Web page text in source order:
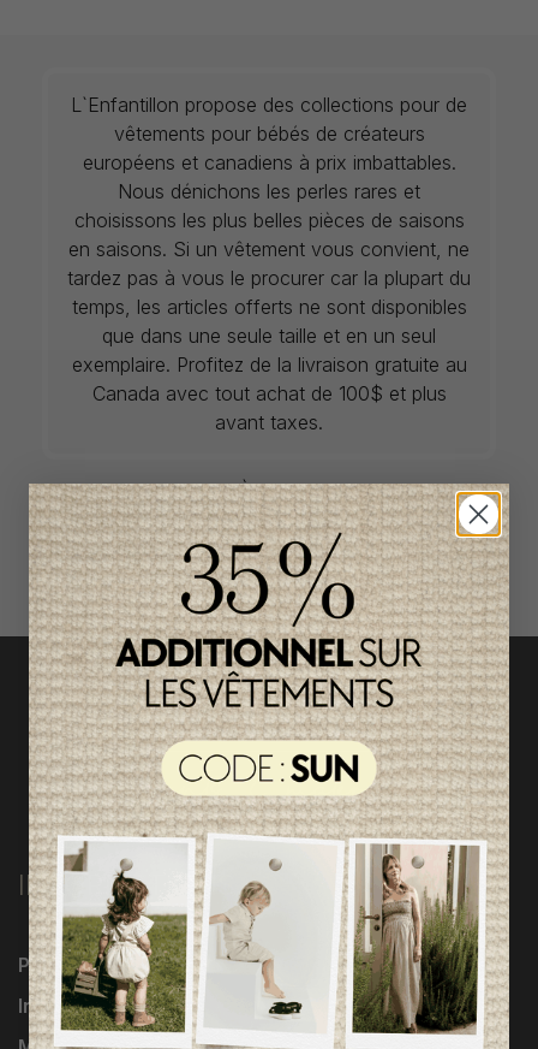
L`Enfantillon propose des collections pour de
vêtements pour bébés de créateurs
européens et canadiens à prix imbattables.
Nous dénichons les perles rares et
choisissons les plus belles pièces de saisons
en saisons. Si un vêtement vous convient, ne
tardez pas à vous le procurer car la plupart du
temps, les articles offerts ne sont disponibles
que dans une seule taille et en un seul
exemplaire. Profitez de la livraison gratuite au
Canada avec tout achat de 100$ et plus
avant taxes.
ACCÈS RAPIDE
magasinez par catégorie
INFORMATIONS
Programme Loyauté
Influenceuses